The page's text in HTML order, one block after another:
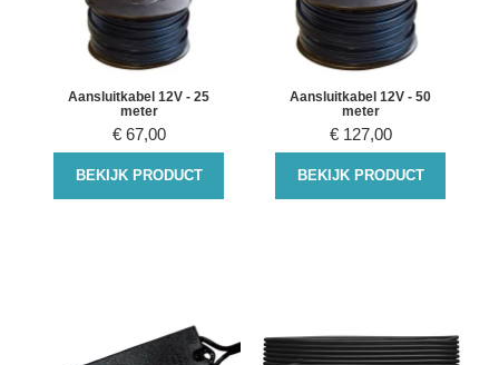
Aansluitkabel 12V - 25
meter
€ 67,00
BEKIJK PRODUCT
Aansluitkabel 12V - 50
meter
€ 127,00
BEKIJK PRODUCT